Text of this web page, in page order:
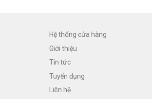
Hệ thống cửa hàng
Giới thiệu
Tin tức
Tuyển dụng
Liên hệ